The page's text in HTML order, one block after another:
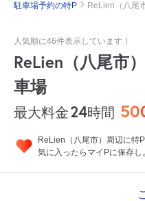
駐車場予約の特P ReLien（八尾
人気順に46件表示しています！
ReLien（八尾市）
車場
最大料金24時間
ReLien（八尾市）周辺に特
気に入ったらマイPに保存し